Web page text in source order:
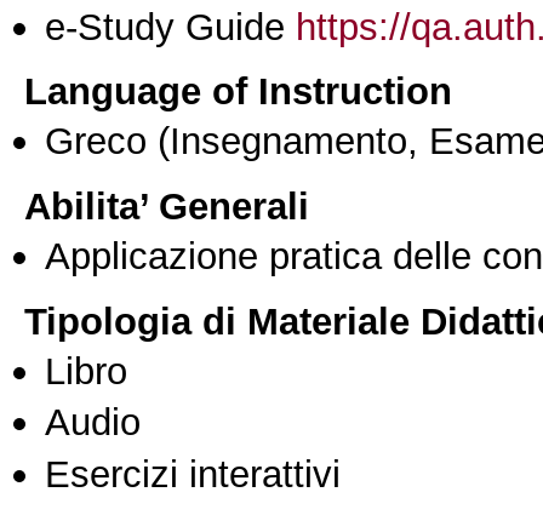
e-Study Guide https://
Language of Instruction
Greco (Insegnamento,
Abilita’ Generali
Applicazione pratica delle
Tipologia di Materiale
Libro
Audio
Esercizi interattivi